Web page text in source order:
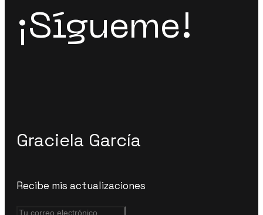
¡Sígueme!
Graciela García
Recibe mis actualizaciones